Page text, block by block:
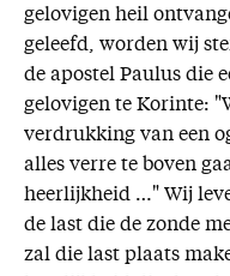
gelovigen heil
geleefd, worden wij
de apostel Paulus die
gelovigen te Korinte:
verdrukking van een
alles verre te boven
heerlijkheid …" Wij
de last die de zonde
zal die last plaats